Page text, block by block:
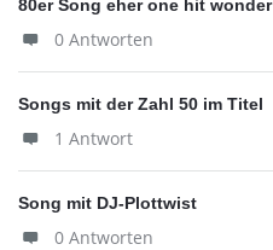
80er Song eher one hit wonder
0 Antworten
Songs mit der Zahl 50 im Titel
1 Antwort
Song mit DJ-Plottwist
0 Antworten